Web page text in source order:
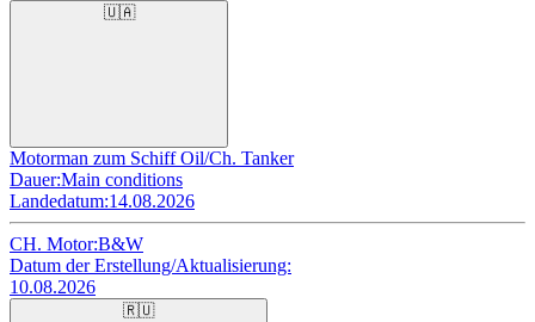
🇺🇦
Motorman zum Schiff Oil/Ch. Tanker
Dauer:Main conditions
Landedatum:14.08.2026
CH. Motor:B&W
Datum der Erstellung/Aktualisierung:
10.08.2026
🇷🇺